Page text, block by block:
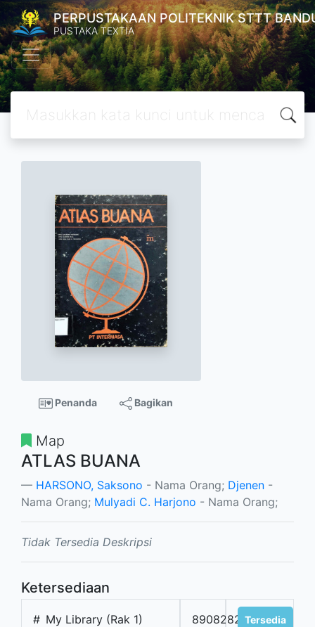
PERPUSTAKAAN POLITEKNIK STTT
PUSTAKA TEXTIA
Penanda Bagikan
Map
ATLAS BUANA
HARSONO, Saksono - Nama Orang; Djenen -
Nama Orang; Mulyadi C. Harjono - Nama Orang;
Tidak Tersedia Deskripsi
Ketersediaan
# My Library (Rak 1) 8908282101Tersedia